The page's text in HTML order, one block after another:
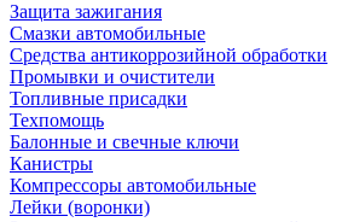
Защита зажигания
Смазки автомобильные
Средства антикоррозийной обработки
Промывки и очистители
Топливные присадки
Техпомощь
Балонные и свечные ключи
Канистры
Компрессоры автомобильные
Лейки (воронки)